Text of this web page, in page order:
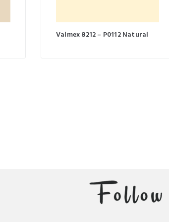
Valmex 8212 – P0112 Natural